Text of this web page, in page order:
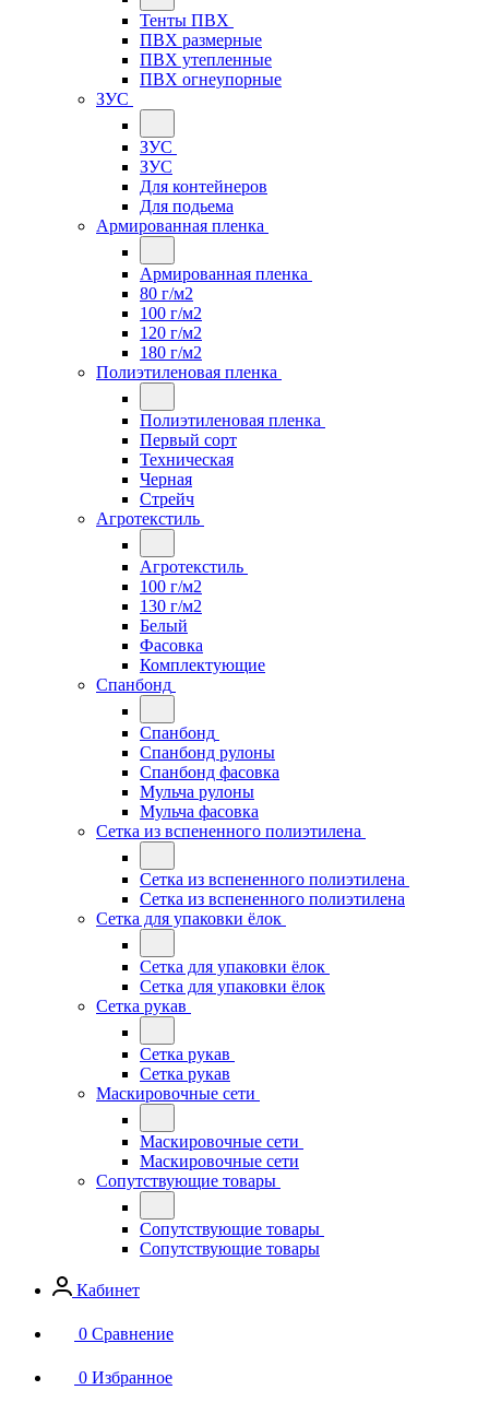
Тенты ПВХ
ПВХ размерные
ПВХ утепленные
ПВХ огнеупорные
ЗУС
ЗУС
ЗУС
Для контейнеров
Для подьема
Армированная пленка
Армированная пленка
80 г/м2
100 г/м2
120 г/м2
180 г/м2
Полиэтиленовая пленка
Полиэтиленовая пленка
Первый сорт
Техническая
Черная
Стрейч
Агротекстиль
Агротекстиль
100 г/м2
130 г/м2
Белый
Фасовка
Комплектующие
Спанбонд
Спанбонд
Спанбонд рулоны
Спанбонд фасовка
Мульча рулоны
Мульча фасовка
Сетка из вспененного полиэтилена
Сетка из вспененного полиэтилена
Сетка из вспененного полиэтилена
Сетка для упаковки ёлок
Сетка для упаковки ёлок
Сетка для упаковки ёлок
Сетка рукав
Сетка рукав
Сетка рукав
Маскировочные сети
Маскировочные сети
Маскировочные сети
Сопутствующие товары
Сопутствующие товары
Сопутствующие товары
Кабинет
0 Сравнение
0 Избранное